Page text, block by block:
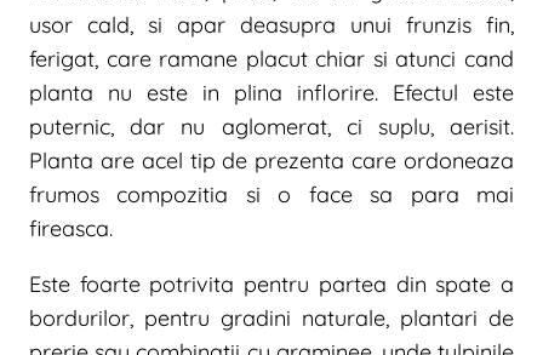
usor cald, si apar deasupra unui frunzis fin,
ferigat, care ramane placut chiar si atunci cand
planta nu este in plina inflorire. Efectul este
puternic, dar nu aglomerat, ci suplu, aerisit.
Planta are acel tip de prezenta care ordoneaza
frumos compozitia si o face sa para mai
fireasca.
Este foarte potrivita pentru partea din spate a
bordurilor, pentru gradini naturale, plantari de